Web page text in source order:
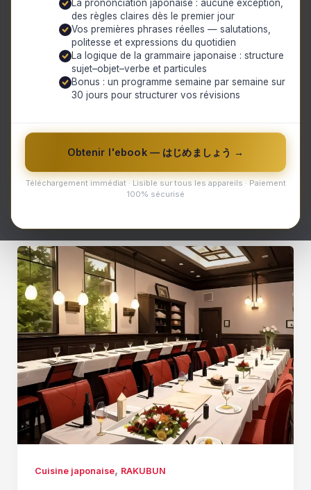
La prononciation japonaise : aucune exception,
des règles claires dès le premier jour
Vos premières phrases réelles — salutations,
politesse et expressions du quotidien
La logique de la grammaire japonaise : structure
sujet–objet–verbe et particules
Bonus : un programme semaine par semaine sur
30 jours pour structurer vos révisions
Obtenir l'ebook — はじめましょう →
Téléchargement immédiat · Lisible sur tous les appareils · Paiement
100% sécurisé
marie parfaitement avec une multitude de
plats japonais. Dans notre blog, nous
explorerons les différentes variétés de
sake, les techniques artisanales utilisées
pour sa production ainsi que des conseils
pour choisir et déguster ce nectar nippon
curieux, rejoignez-nous pour découvrir
l’univers envoûtant du sake !
Cuisine japonaise, RAKUBUN